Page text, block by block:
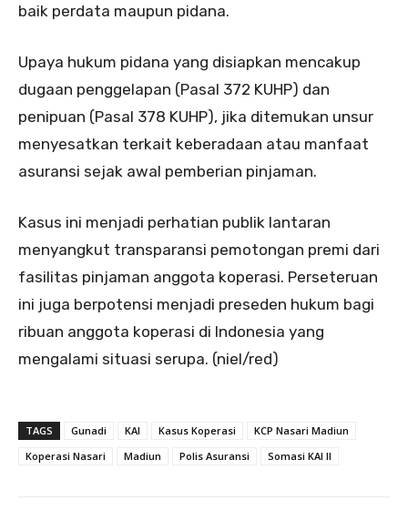
baik perdata maupun pidana.
Upaya hukum pidana yang disiapkan mencakup
dugaan penggelapan (Pasal 372 KUHP) dan
penipuan (Pasal 378 KUHP), jika ditemukan unsur
menyesatkan terkait keberadaan atau manfaat
asuransi sejak awal pemberian pinjaman.
Kasus ini menjadi perhatian publik lantaran
menyangkut transparansi pemotongan premi dari
fasilitas pinjaman anggota koperasi. Perseteruan
ini juga berpotensi menjadi preseden hukum bagi
ribuan anggota koperasi di Indonesia yang
mengalami situasi serupa. (niel/red)
TAGS Gunadi KAI Kasus Koperasi
KCP Nasari Madiun
Koperasi Nasari
Madiun Polis Asuransi Somasi KAI II